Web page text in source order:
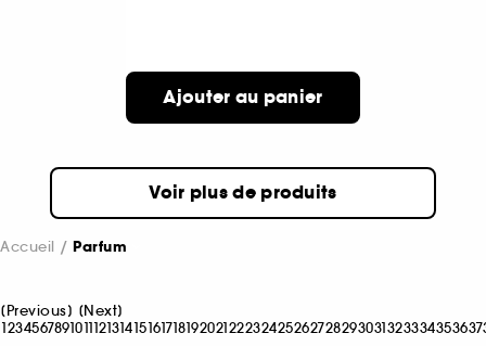
Ajouter au panier
Voir plus de produits
Accueil Parfum
[Previous] [Next]
12345678910111213141516171819202122232425262728293031323334353637